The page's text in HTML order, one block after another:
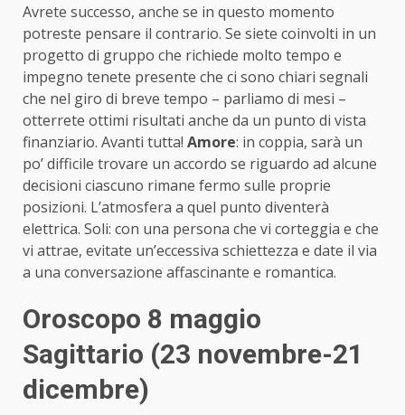
Avrete successo, anche se in questo momento
potreste pensare il contrario. Se siete coinvolti in un
progetto di gruppo che richiede molto tempo e
impegno tenete presente che ci sono chiari segnali
che nel giro di breve tempo – parliamo di mesi –
otterrete ottimi risultati anche da un punto di vista
finanziario. Avanti tutta! Amore: in coppia, sarà un
po’ difficile trovare un accordo se riguardo ad alcune
decisioni ciascuno rimane fermo sulle proprie
posizioni. L’atmosfera a quel punto diventerà
elettrica. Soli: con una persona che vi corteggia e che
vi attrae, evitate un’eccessiva schiettezza e date il via
a una conversazione affascinante e romantica.
Oroscopo 8 maggio
Sagittario (23 novembre-21
dicembre)